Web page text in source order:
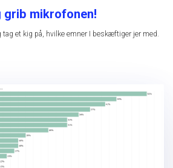
grib mikrofonen!
tag et kig på, hvilke emner I beskæftiger jer med.